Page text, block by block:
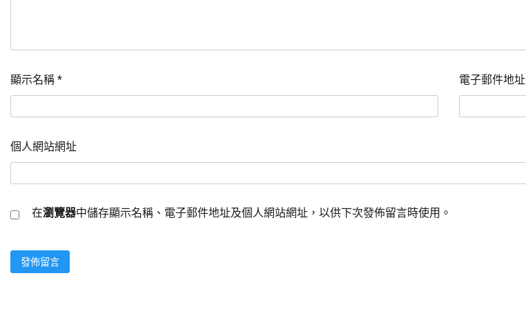
顯示名稱 * 電子郵件地址
個人網站網址
在瀏覽器中儲存顯示名稱、電子郵件地址及個人網站網址，以供下次發佈留言時使用。